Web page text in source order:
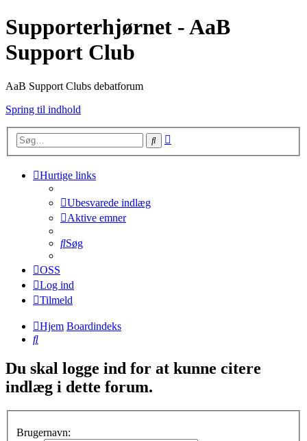
Supporterhjørnet - AaB
Support Club
AaB Support Clubs debatforum
Spring til indhold
Søg
Hurtige links
Ubesvarede indlæg
Aktive emner
Søg
OSS
Log ind
Tilmeld
Hjem Boardindeks
Søg
Du skal logge ind for at kunne citere
indlæg i dette forum.
Brugernavn: